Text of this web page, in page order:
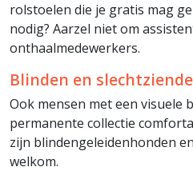
rolstoelen die je gratis mag
nodig? Aarzel niet om
onthaalmedewerkers.
Blinden en
Ook mensen met een visuele
permanente collectie
zijn blindengeleidenhonden
welkom.